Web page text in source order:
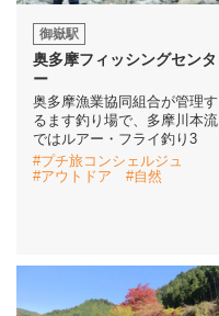
御嶽駅
奥多摩フィッシングセンタ
ー
奥多摩漁業協同組合が管理す
るます釣り場で、多摩川本流
ではルアー・フライ釣り3
#プチ旅コンシェルジュ
#アウトドア
#自然